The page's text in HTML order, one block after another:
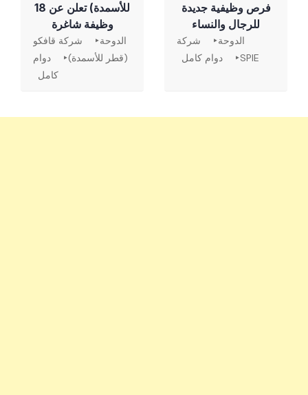
فرص وظيفية جديدة
للرجال والنساء
الدوحة
شركة
SPIE
دوام كامل
للأسمدة) تعلن عن 18
وظيفة شاغرة
الدوحة
شركة قافكو
(قطر للأسمدة)
دوام
كامل